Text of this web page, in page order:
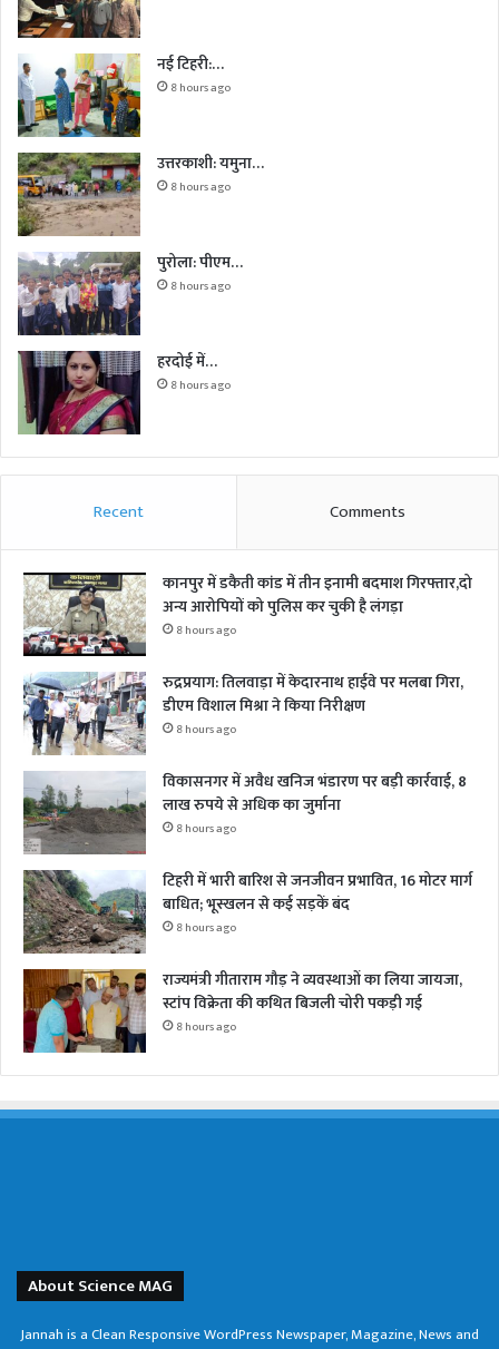
नई टिहरी:…
8 hours ago
उत्तरकाशी: यमुना…
8 hours ago
पुरोला: पीएम…
8 hours ago
हरदोई में…
8 hours ago
Recent Comments
कानपुर में डकैती कांड में तीन इनामी बदमाश गिरफ्तार,दो
अन्य आरोपियों को पुलिस कर चुकी है लंगड़ा
8 hours ago
रुद्रप्रयाग: तिलवाड़ा में केदारनाथ हाईवे पर मलबा गिरा,
डीएम विशाल मिश्रा ने किया निरीक्षण
8 hours ago
विकासनगर में अवैध खनिज भंडारण पर बड़ी कार्रवाई, 8
लाख रुपये से अधिक का जुर्माना
8 hours ago
टिहरी में भारी बारिश से जनजीवन प्रभावित, 16 मोटर मार्ग
बाधित; भूस्खलन से कई सड़कें बंद
8 hours ago
राज्यमंत्री गीताराम गौड़ ने व्यवस्थाओं का लिया जायजा,
स्टांप विक्रेता की कथित बिजली चोरी पकड़ी गई
8 hours ago
About Science MAG
Jannah is a Clean Responsive WordPress Newspaper, Magazine, News and